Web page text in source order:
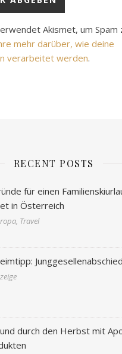
Akismet, um Spam
mehr darüber, wie deine
verarbeitet werden.
RECENT POSTS
für einen
in Österreich
Travel
durch den Herbst mit